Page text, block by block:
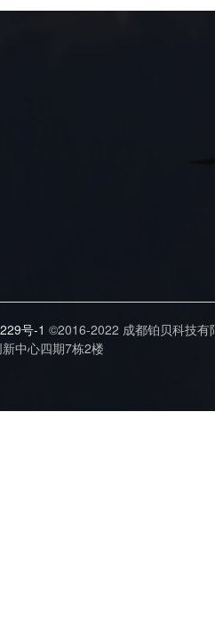
号-1 ©2016-2022 成都铂贝科技
中心四期7栋2楼